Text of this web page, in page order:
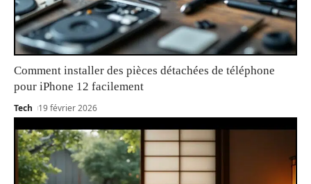
Comment installer des pièces détachées de téléphone
pour iPhone 12 facilement
Tech 19 février 2026